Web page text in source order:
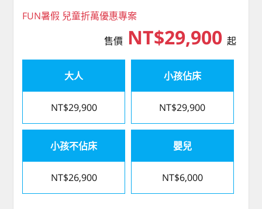
FUN暑假 兒童折萬優惠專案
售價NT$29,900 起
大人
NT$29,900
小孩佔床
NT$29,900
小孩不佔床
NT$26,900
嬰兒
NT$6,000